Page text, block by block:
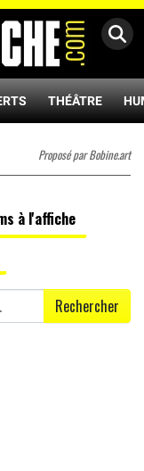
THÉÂTRE
Proposé par Bobine.art
à l'affiche
Rechercher